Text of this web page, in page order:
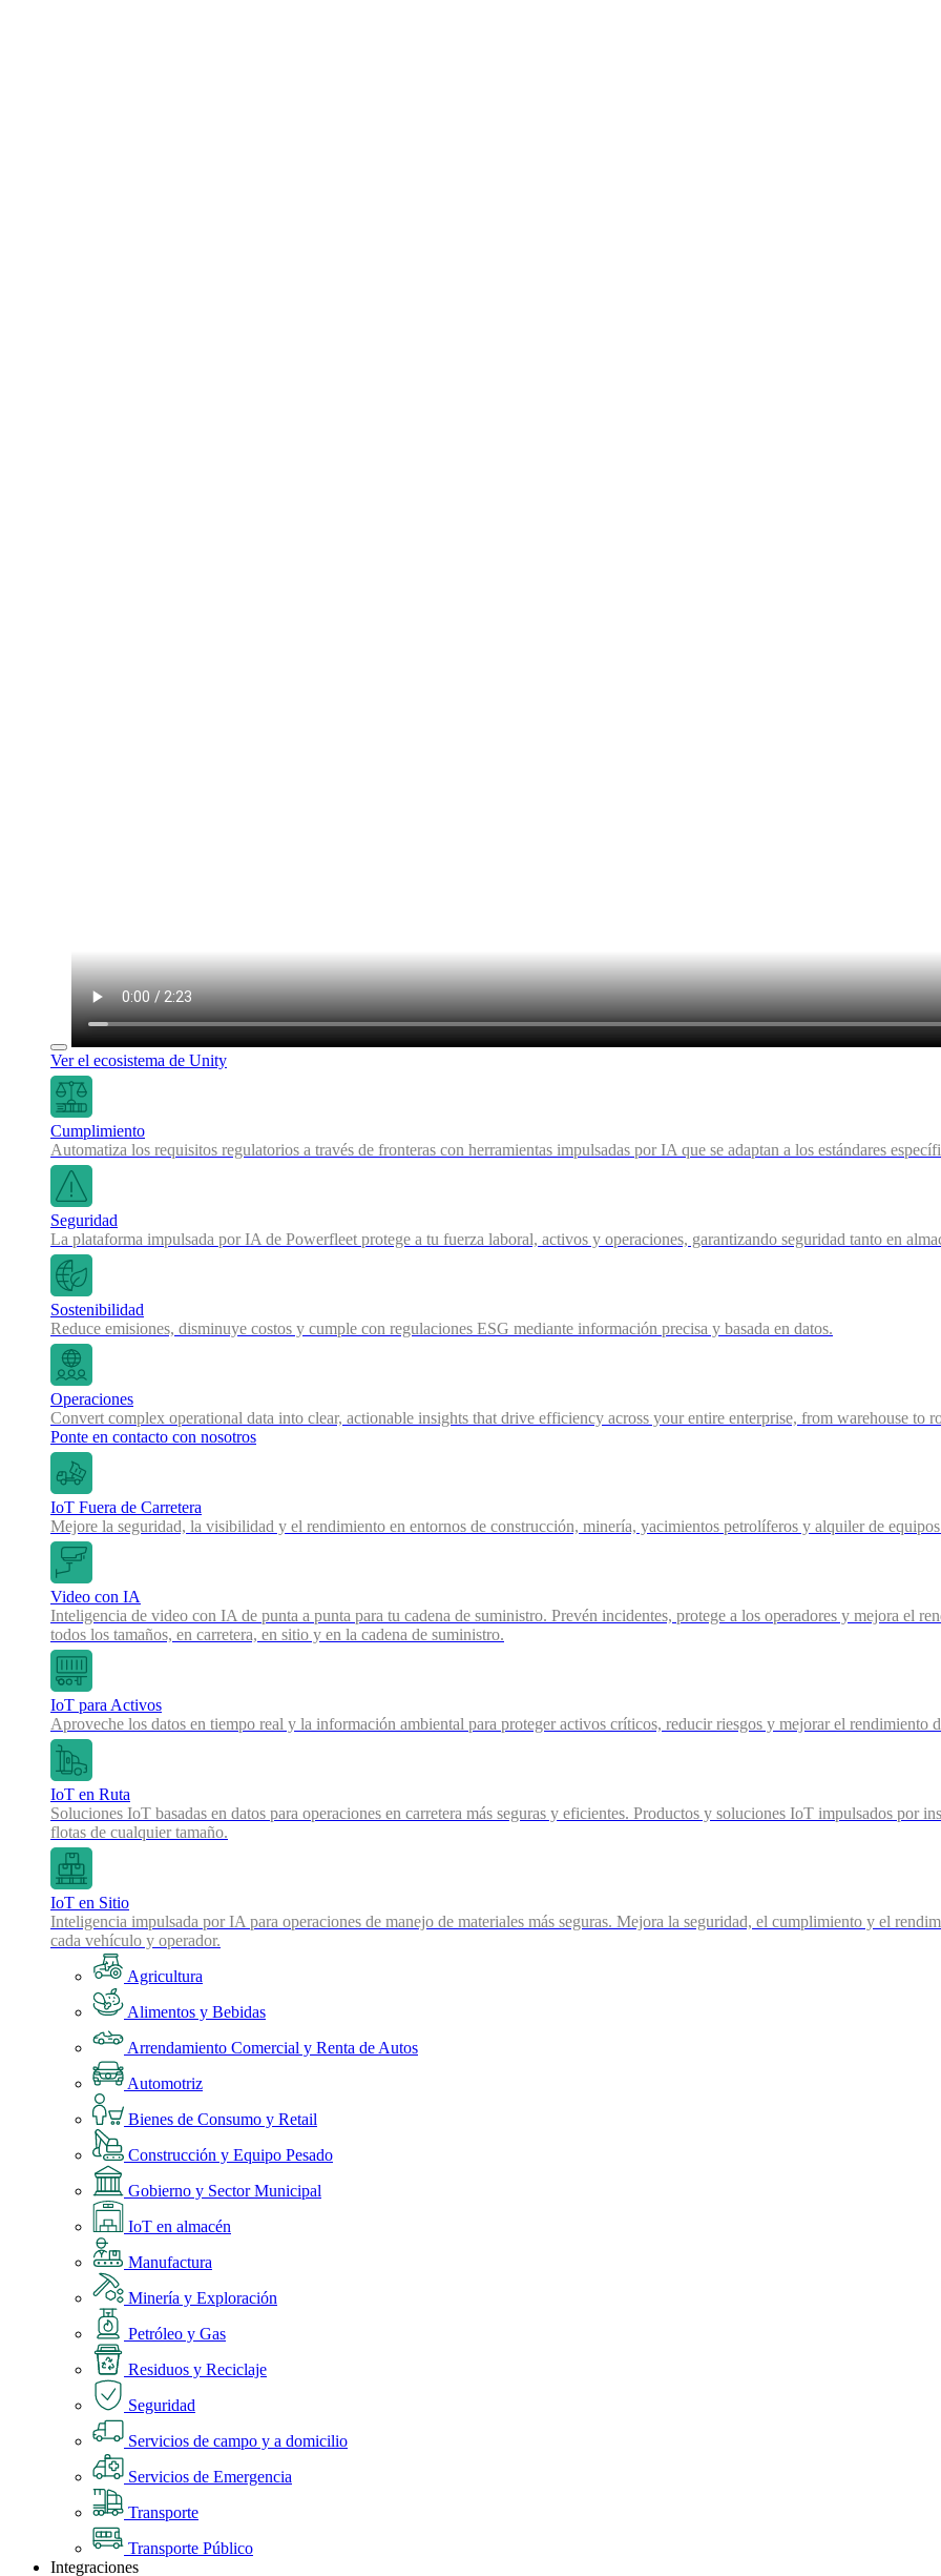
Ver el ecosistema de Unity
Cumplimiento
Automatiza los requisitos regulatorios a través de fronteras con herramientas impulsadas por IA que se adaptan a los estándares
Seguridad
La plataforma impulsada por IA de Powerfleet protege a tu fuerza laboral, activos y operaciones, garantizando seguridad tanto en
Sostenibilidad
Reduce emisiones, disminuye costos y cumple con regulaciones ESG mediante información precisa y basada en datos.
Operaciones
Convert complex operational data into clear, actionable insights that drive efficiency across your entire enterprise, from warehouse to
Ponte en contacto con nosotros
IoT Fuera de Carretera
Mejore la seguridad, la visibilidad y el rendimiento en entornos de construcción, minería, yacimientos petrolíferos y alquiler de
Video con IA
Inteligencia de video con IA de punta a punta para tu cadena de suministro. Prevén incidentes, protege a los operadores y mejora el
todos los tamaños, en carretera, en sitio y en la cadena de suministro.
IoT para Activos
Aproveche los datos en tiempo real y la información ambiental para proteger activos críticos, reducir riesgos y mejorar el rendimiento
IoT en Ruta
Soluciones IoT basadas en datos para operaciones en carretera más seguras y eficientes. Productos y soluciones IoT impulsados
flotas de cualquier tamaño.
IoT en Sitio
Inteligencia impulsada por IA para operaciones de manejo de materiales más seguras. Mejora la seguridad, el cumplimiento y el
cada vehículo y operador.
Agricultura
Alimentos y Bebidas
Arrendamiento Comercial y Renta de Autos
Automotriz
Bienes de Consumo y Retail
Construcción y Equipo Pesado
Gobierno y Sector Municipal
IoT en almacén
Manufactura
Minería y Exploración
Petróleo y Gas
Residuos y Reciclaje
Seguridad
Servicios de campo y a domicilio
Servicios de Emergencia
Transporte
Transporte Público
Integraciones